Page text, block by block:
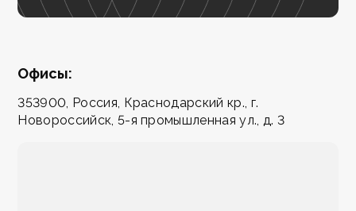
Офисы:
353900, Россия, Краснодарский кр., г.
Новороссийск, 5-я промышленная ул., д. 3